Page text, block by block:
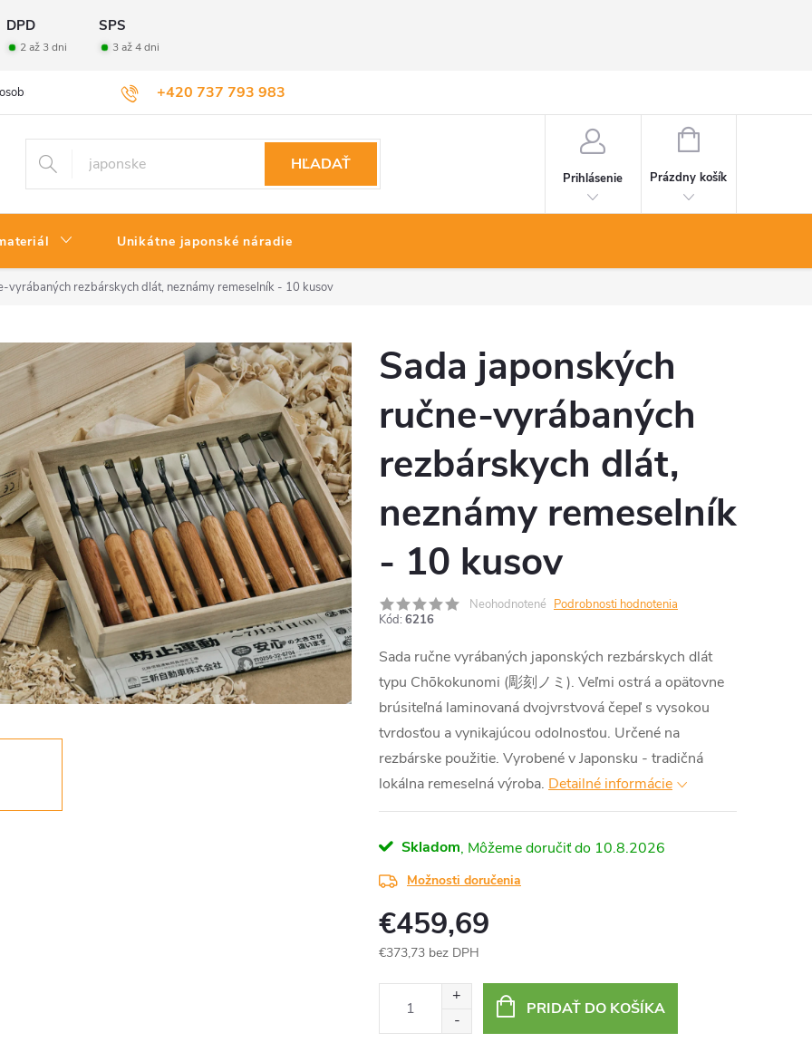
DPD SPS
2 až 3 dni 3 až 4 dni
+420 737 793 983
údajov Veľkoobchod Vrátenie tovaru
HĽADAŤ
Prihlásenie
NÁKUPNÝ
Prázdny košík
Unikátne japonské náradie
vyrábaných rezbárskych dlát, neznámy remeselník - 10 kusov
Sada japonských
ručne-vyrábaných
rezbárskych dlát,
neznámy remeselník
- 10 kusov
Neohodnotené Podrobnosti hodnotenia
Kód: 6216
Sada ručne vyrábaných japonských rezbárskych dlát
typu Chōkokunomi (彫刻ノミ). Veľmi ostrá a opätovne
brúsiteľná laminovaná dvojvrstvová čepeľ s vysokou
tvrdosťou a vynikajúcou odolnosťou. Určené na
rezbárske použitie. Vyrobené v Japonsku - tradičná
lokálna remeselná výroba. Detailné informácie
Skladom 10.8.2026
Možnosti doručenia
€459,69
€373,73 bez DPH
PRIDAŤ DO KOŠÍKA